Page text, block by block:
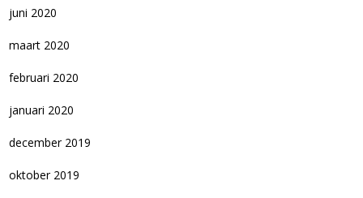
juni 2020
maart 2020
februari 2020
januari 2020
december 2019
oktober 2019